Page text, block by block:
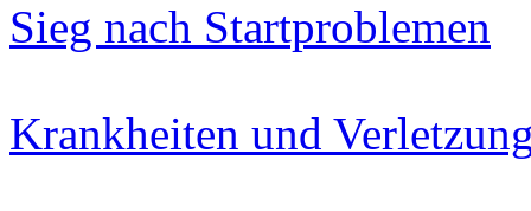
Sieg nach Startproblemen
Krankheiten und